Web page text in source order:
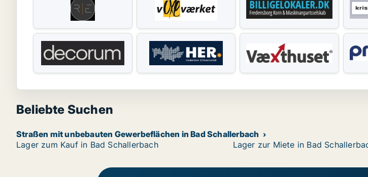
Beliebte Suchen
Straßen mit unbebauten Gewerbeflächen in Bad Schallerbach
Lager zum Kauf in Bad Schallerbach
Lager zur Miete in Bad